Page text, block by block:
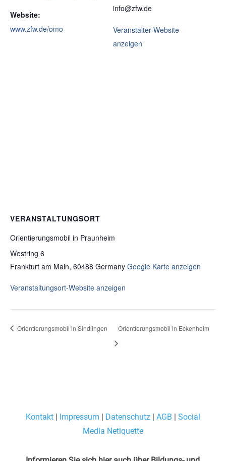
Website:
www.zfw.de/omo
info@zfw.de
Veranstalter-Website
anzeigen
VERANSTALTUNGSORT
Orientierungsmobil in Praunheim
Westring 6
Frankfurt am Main, 60488 Germany Google Karte anzeigen
Veranstaltungsort-Website anzeigen
Orientierungsmobil in Sindlingen Orientierungsmobil in Eckenheim
Kontakt| Impressum | Datenschutz| AGB | Social
Media Netiquette